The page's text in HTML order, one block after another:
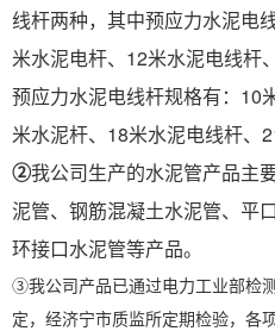
线杆两种，其中预应力水泥电
米水泥电杆、12米水泥电线杆
预应力水泥电线杆规格有：10
米水泥杆、18米水泥电线杆、
②我公司生产的水泥管产品主
泥管、钢筋混凝土水泥管、平
环接口水泥管等产品。
③我公司产品已通过电力工业部检
定，经济宁市质监所定期检验，各